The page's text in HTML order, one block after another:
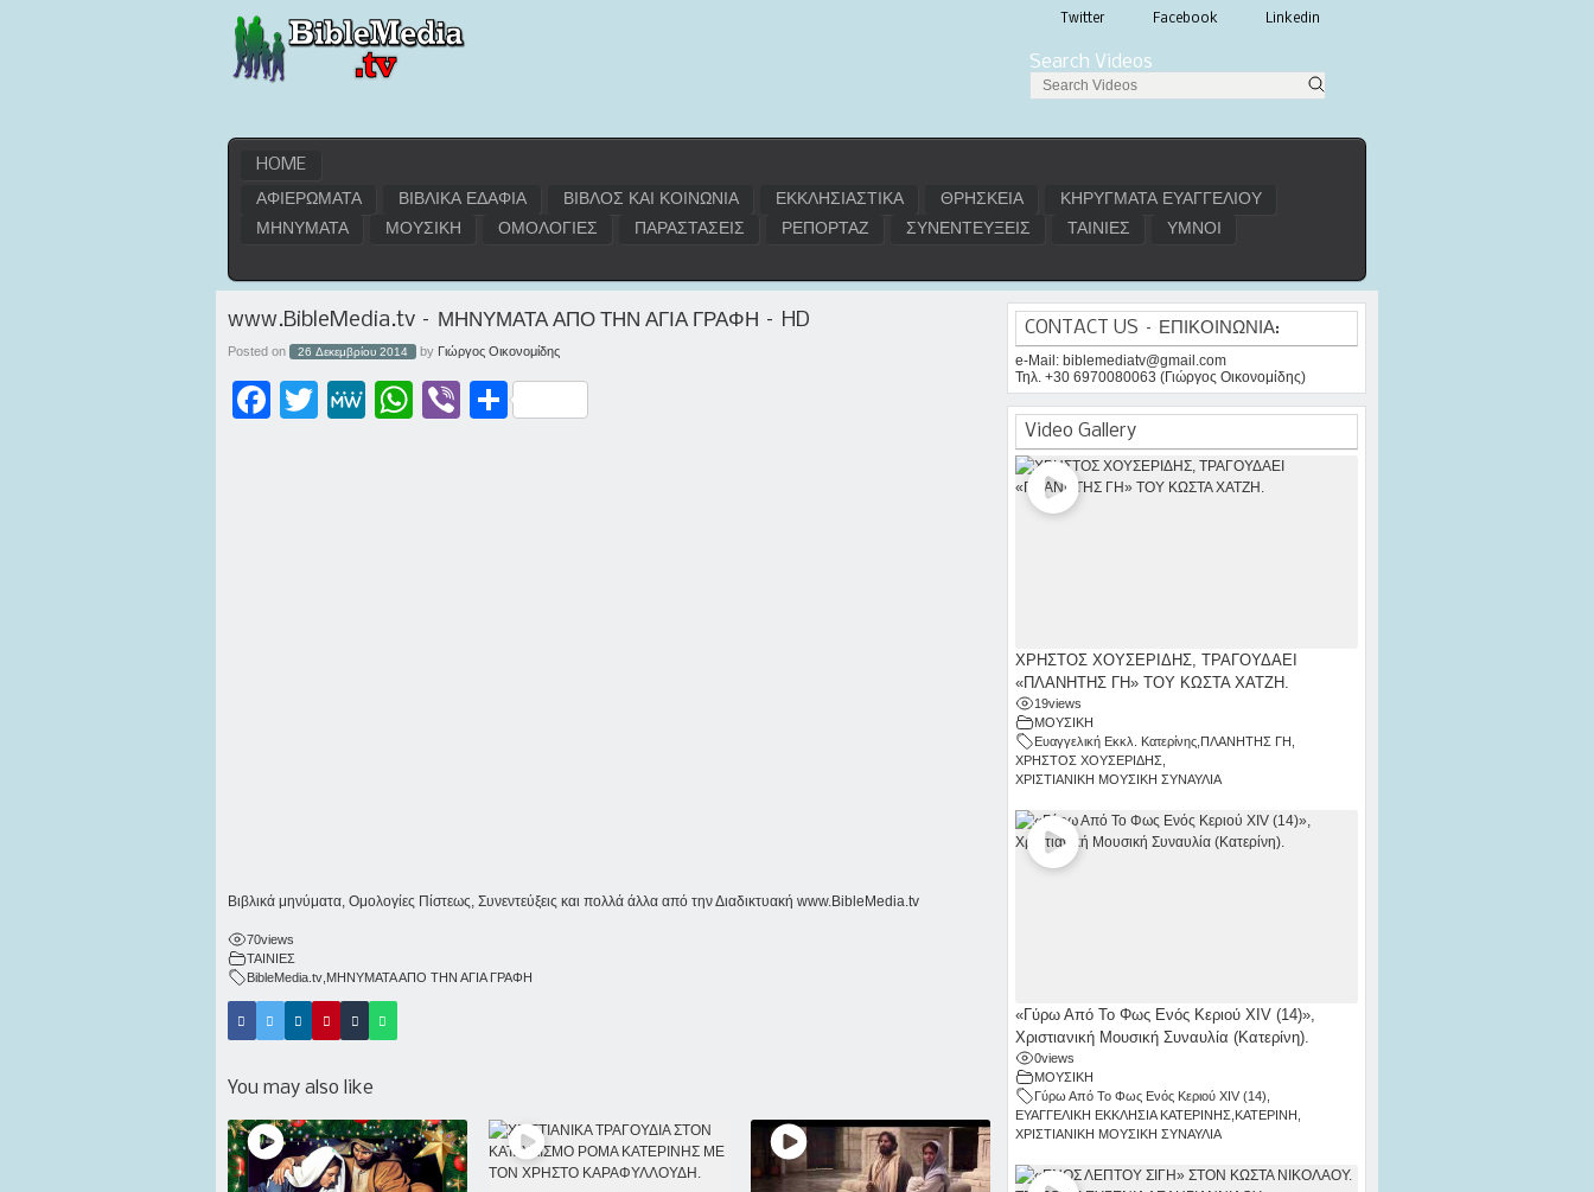
Twitter Facebook Linkedin
Search Videos
HOME
ΑΦΙΕΡΩΜΑΤΑ
ΒΙΒΛΙΚΑ ΕΔΑΦΙΑ ΒΙΒΛΟΣ ΚΑΙ ΚΟΙΝΩΝΙΑ ΕΚΚΛΗΣΙΑΣΤΙΚΑ ΘΡΗΣΚΕΙΑ
ΚΗΡΥΓΜΑΤΑ ΕΥΑΓΓΕΛΙΟΥ
ΜΗΝΥΜΑΤΑ
ΜΟΥΣΙΚΗ ΟΜΟΛΟΓΙΕΣ ΠΑΡΑΣΤΑΣΕΙΣ ΡΕΠΟΡΤΑΖ ΣΥΝΕΝΤΕΥΞΕΙΣ ΤΑΙΝΙΕΣ ΥΜΝΟΙ
www.BibleMedia.tv – ΜΗΝΥΜΑΤΑ ΑΠΟ ΤΗΝ ΑΓΙΑ ΓΡΑΦΗ – HD
Posted on 26 Δεκεμβρίου 2014 by Γιώργος Οικονομίδης
Facebook Twitter MeWe WhatsAppViber Μοιραστείτε
Βιβλικά μηνύματα, Ομολογίες Πίστεως, Συνεντεύξεις και πολλά άλλα από την Διαδικτυακή www.BibleMedia.tv
70views
ΤΑΙΝΙΕΣ
BibleMedia.tv ΜΗΝΥΜΑΤΑ ΑΠΟ ΤΗΝ ΑΓΙΑ ΓΡΑΦΗ
You may also like
CONTACT US – ΕΠΙΚΟΙΝΩΝΙΑ:
e-Mail: biblemediatv@gmail.com
Τηλ. +30 6970080063 (Γιώργος Οικονομίδης)
Video Gallery
ΧΡΗΣΤΟΣ ΧΟΥΣΕΡΙΔΗΣ, ΤΡΑΓΟΥΔΑΕΙ
«ΠΛΑΝΗΤΗΣ ΓΗ» ΤΟΥ ΚΩΣΤΑ ΧΑΤΖΗ.
19views
ΜΟΥΣΙΚΗ
Ευαγγελική Εκκλ. Κατερίνης, ΠΛΑΝΗΤΗΣ ΓΗ
ΧΡΗΣΤΟΣ ΧΟΥΣΕΡΙΔΗΣ
ΧΡΙΣΤΙΑΝΙΚΗ ΜΟΥΣΙΚΗ ΣΥΝΑΥΛΙΑ
«Γύρω Από Το Φως Ενός Κεριού ΧΙV (14)»,
Χριστιανική Μουσική Συναυλία (Κατερίνη).
0views
ΜΟΥΣΙΚΗ
Γύρω Από Το Φως Ενός Κεριού ΧΙV (14)
ΕΥΑΓΓΕΛΙΚΗ ΕΚΚΛΗΣΙΑ ΚΑΤΕΡΙΝΗΣ ΚΑΤΕΡΙΝΗ
ΧΡΙΣΤΙΑΝΙΚΗ ΜΟΥΣΙΚΗ ΣΥΝΑΥΛΙΑ